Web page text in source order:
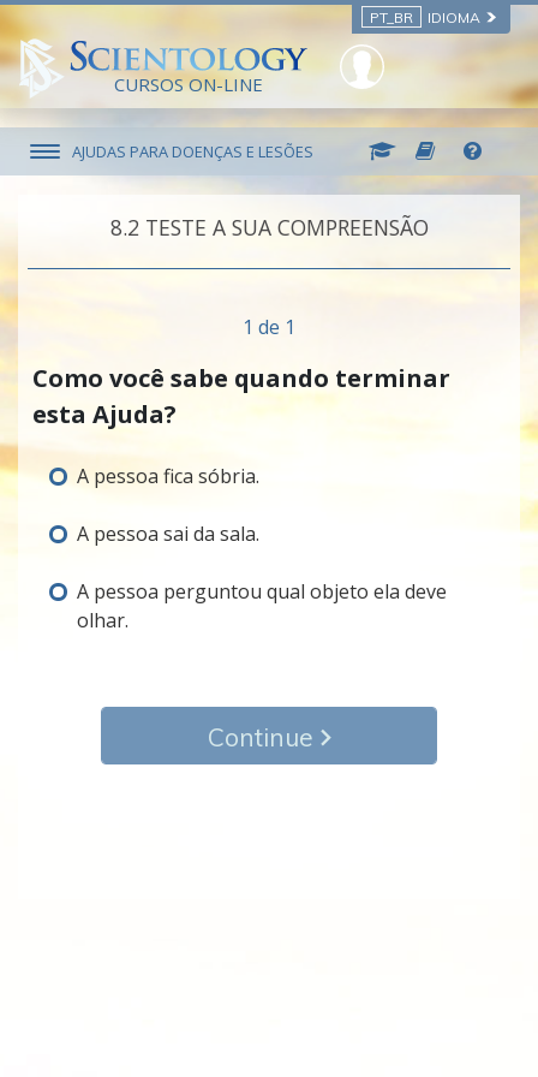
PT_BR IDIOMA
CURSOS ON-LINE
AJUDAS PARA DOENÇAS E LESÕES
8.‎2 TESTE A SUA COMPREENSÃO
1 de 1
Como você sabe quando terminar
esta Ajuda?
A pessoa fica sóbria.
A pessoa sai da sala.
A pessoa perguntou qual objeto ela deve
olhar.
Continue